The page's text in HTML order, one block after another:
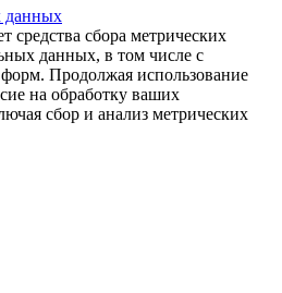
данных
средства сбора метрических
данных, в том числе с
Продолжая использование
на обработку ваших
сбор и анализ метрических